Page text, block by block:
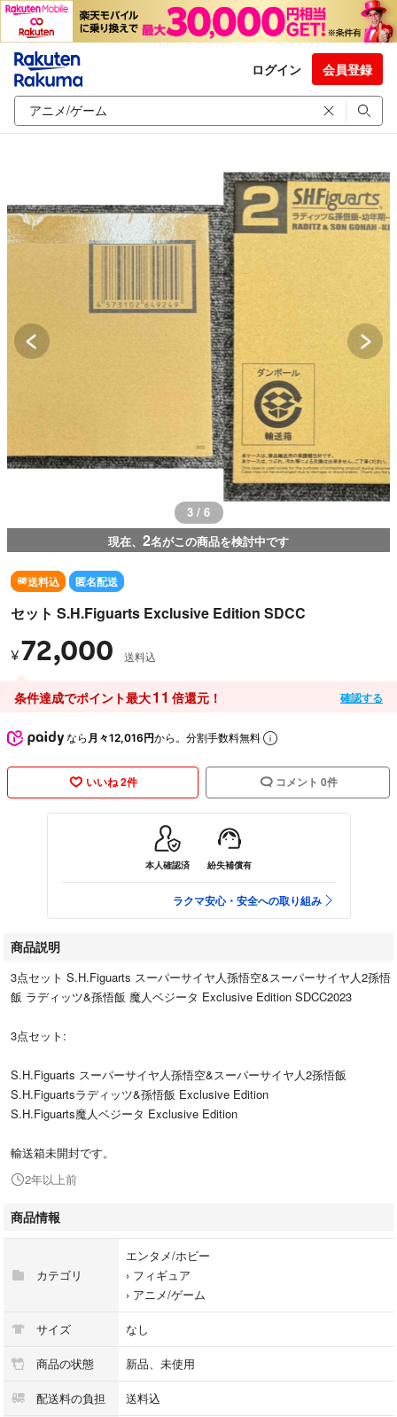
ログイン 会員登録
3 / 6
現在、 2名がこの商品を検討中です
送料込 匿名配送
セット S.H.Figuarts Exclusive Edition SDCC
¥72,000 送料込
条件達成でポイント最大11 倍還元！ 確認する
なら 月々12,016円から。分割手数料無料
いいね 2件 コメント 0件
本人確認済 紛失補償有
ラクマ安心・安全への取り組み
商品説明
3点セット S.H.Figuarts スーパーサイヤ人孫悟空&スーパーサイヤ人2孫悟
飯 ラディッツ&孫悟飯 魔人ベジータ Exclusive Edition SDCC2023
3点セット:
S.H.Figuarts スーパーサイヤ人孫悟空&スーパーサイヤ人2孫悟飯
S.H.Figuartsラディッツ&孫悟飯 Exclusive Edition
S.H.Figuarts魔人ベジータ Exclusive Edition
輸送箱未開封です。
2年以上前
商品情報
カテゴリ
エンタメ/ホビー
› フィギュア
› アニメ/ゲーム
サイズ なし
商品の状態 新品、未使用
配送料の負担 送料込